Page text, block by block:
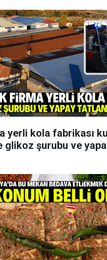
yerli kola fabrikası
şurubu ve